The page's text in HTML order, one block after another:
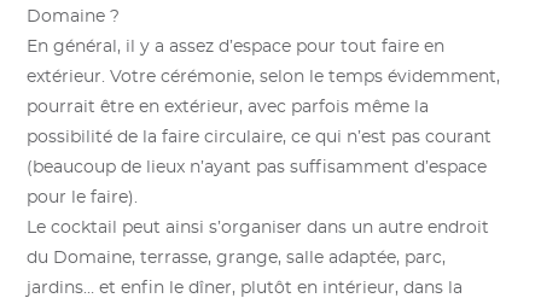
Domaine ?
En général, il y a assez d’espace pour tout faire en
extérieur. Votre cérémonie, selon le temps évidemment,
pourrait être en extérieur, avec parfois même la
possibilité de la faire circulaire, ce qui n’est pas courant
(beaucoup de lieux n’ayant pas suffisamment d’espace
pour le faire).
Le cocktail peut ainsi s’organiser dans un autre endroit
du Domaine, terrasse, grange, salle adaptée, parc,
jardins… et enfin le dîner, plutôt en intérieur, dans la